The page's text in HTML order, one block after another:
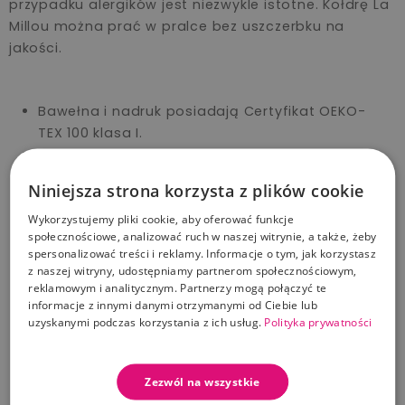
przypadku alergików jest niezwykle istotne. Kołdrę La
Millou można prać w pralce bez uszczerbku na
jakości.
Bawełna i nadruk posiadają Certyfikat OEKO-
TEX 100 klasa I.
Estetyczne, precyzyjne szycie gwarantuje
Wzór objęty Ochroną Prawno-Autorską
Odcienie druków na tkaninach bądź odcienie
surowców składowych produktów mogą różnić
się w zależności od partii produkcyjnych. Nie
stanowi to wady produkcyjnej.
100% bawełna
Produkt szyty ręcznie, z najwyższą dokładnością
materiałów.
Stosować pod nadzorem osoby dorosłej - jak
Niniejsza strona korzysta z plików cookie
Wykorzystujemy pliki cookie, aby oferować funkcje
społecznościowe, analizować ruch w naszej witrynie, a także, żeby
spersonalizować treści i reklamy. Informacje o tym, jak korzystasz
z naszej witryny, udostępniamy partnerom społecznościowym,
reklamowym i analitycznym. Partnerzy mogą połączyć te
informacje z innymi danymi otrzymanymi od Ciebie lub
uzyskanymi podczas korzystania z ich usług. Polityka prywatności
Zezwól na wszystkie